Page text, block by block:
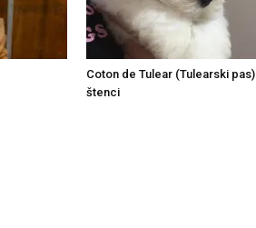
Coton de Tulear (Tulearski pas)
štenci